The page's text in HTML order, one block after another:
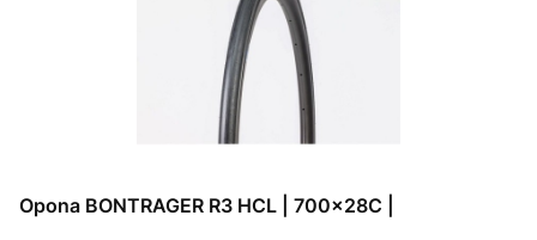
Opona BONTRAGER R3 HCL | 700x28C |